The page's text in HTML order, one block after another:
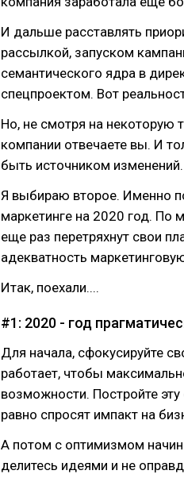
И дальше расставлять
рассылкой, запуском
семантического ядра в
спецпроектом. Вот
Но, не смотря на некоторую
компании отвечаете вы. И
быть источником изменений.
Я выбираю второе. Именно
маркетинге на 2020 год. По
еще раз перетряхнут свои
адекватность
Итак, поехали....
#1: 2020 - год
Для начала, сфокусируйте
работает, чтобы
возможности. Постройте
равно спросят импакт на
А потом с оптимизмом
делитесь идеями и не